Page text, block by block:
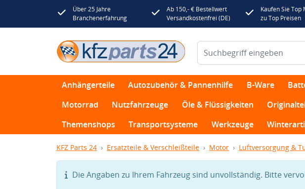
Über 25 Jahre
Branchenerfahrung
Ab 150,- € Bestellwert
Versandkostenfrei (DE)
Kaufen Sie Top
zu Top Preisen
Anhängerteile Autozubehör & Pannenhilfe B-Ware
Motorrad
Nutzfahrzeuge Öle & Flüssigkeiten
Themenshops
Transportsysteme Werkzeuge
KFZ Parts 24 Ersatzteile & Verschleißteile Motor Luftversorgung &
Die Angaben zu Ihrem Fahrzeug sind unvollständig. Bitte